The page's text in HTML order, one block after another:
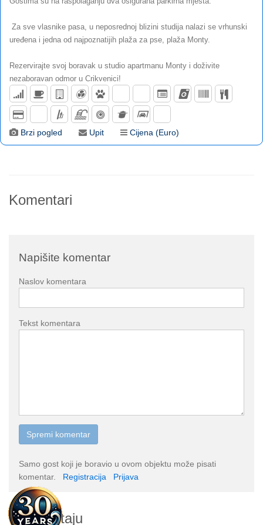
Za sve vlasnike pasa, u neposrednoj blizini studija nalazi se vrhunski
uređena i jedna od najpoznatijih plaža za pse, plaža Monty.
Rezervirajte svoj boravak u studio apartmanu Monty i doživite
nezaboravan odmor u Crikvenici!
Brzi pogled Upit Cijena (Euro)
Komentari
Napišite komentar
Naslov komentara
Tekst komentara
Samo gost koji je boravio u ovom objektu može pisati
komentar.
Registracija Prijava
O smještaju